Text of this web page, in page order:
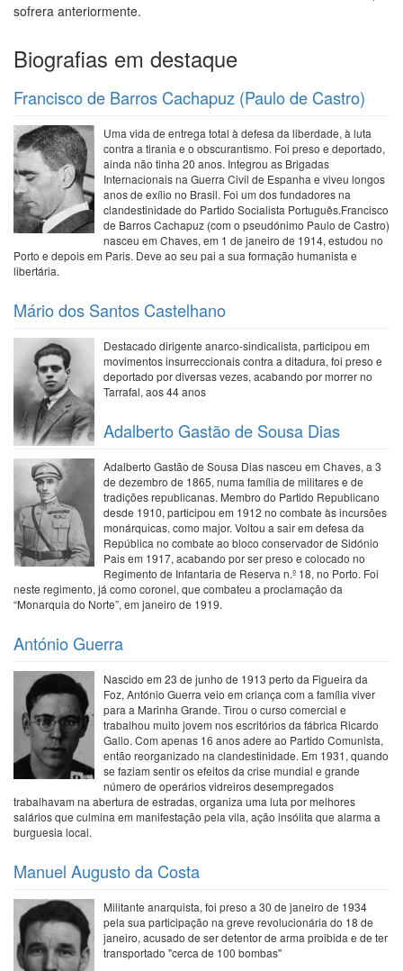
sofrera anteriormente.
Biografias em destaque
Francisco de Barros Cachapuz (Paulo de Castro)
Uma vida de entrega total à defesa da liberdade, à luta
contra a tirania e o obscurantismo. Foi preso e deportado,
ainda não tinha 20 anos. Integrou as Brigadas
Internacionais na Guerra Civil de Espanha e viveu longos
anos de exílio no Brasil. Foi um dos fundadores na
clandestinidade do Partido Socialista Português.Francisco
de Barros Cachapuz (com o pseudónimo Paulo de Castro)
nasceu em Chaves, em 1 de janeiro de 1914, estudou no
Porto e depois em Paris. Deve ao seu pai a sua formação humanista e
libertária.
Mário dos Santos Castelhano
Destacado dirigente anarco-sindicalista, participou em
movimentos insurreccionais contra a ditadura, foi preso e
deportado por diversas vezes, acabando por morrer no
Tarrafal, aos 44 anos
Adalberto Gastão de Sousa Dias
Adalberto Gastão de Sousa Dias nasceu em Chaves, a 3
de dezembro de 1865, numa família de militares e de
tradições republicanas. Membro do Partido Republicano
desde 1910, participou em 1912 no combate às incursões
monárquicas, como major. Voltou a sair em defesa da
República no combate ao bloco conservador de Sidónio
Pais em 1917, acabando por ser preso e colocado no
Regimento de Infantaria de Reserva n.º 18, no Porto. Foi
neste regimento, já como coronel, que combateu a proclamação da
“Monarquia do Norte”, em janeiro de 1919.
António Guerra
Nascido em 23 de junho de 1913 perto da Figueira da
Foz, António Guerra veio em criança com a família viver
para a Marinha Grande. Tirou o curso comercial e
trabalhou muito jovem nos escritórios da fábrica Ricardo
Gallo. Com apenas 16 anos adere ao Partido Comunista,
então reorganizado na clandestinidade. Em 1931, quando
se faziam sentir os efeitos da crise mundial e grande
número de operários vidreiros desempregados
trabalhavam na abertura de estradas, organiza uma luta por melhores
salários que culmina em manifestação pela vila, ação insólita que alarma a
burguesia local.
Manuel Augusto da Costa
Militante anarquista, foi preso a 30 de janeiro de 1934
pela sua participação na greve revolucionária do 18 de
janeiro, acusado de ser detentor de arma proibida e de ter
transportado "cerca de 100 bombas"